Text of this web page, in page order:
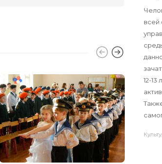
всей
12-